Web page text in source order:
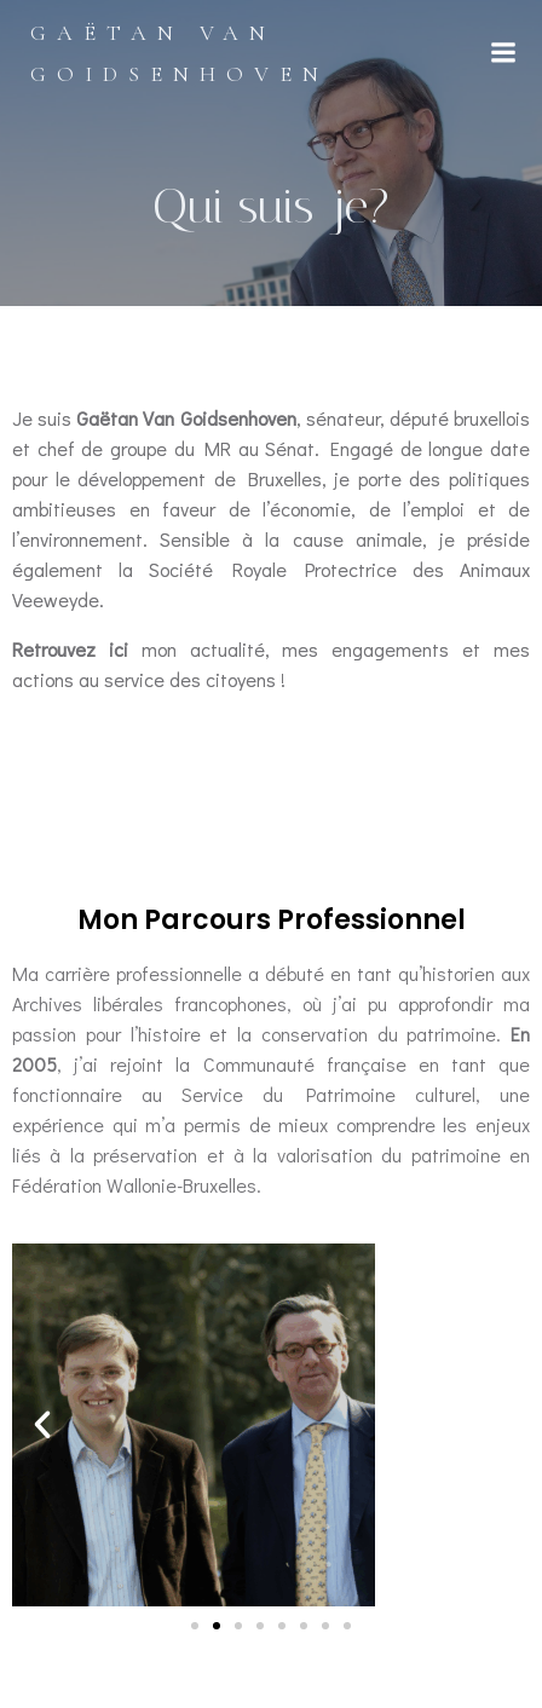
GAËTAN VAN
GOIDSENHOVEN
Qui suis-je?
Je suisGaëtan Van Goidsenhoven, sénateur, député bruxellois
et chef de groupe du MR au Sénat. Engagé de longue date
pour le développement de Bruxelles, je porte des politiques
ambitieuses en faveur de l’économie, de l’emploi et de
l’environnement. Sensible à la cause animale, je préside
également la Société Royale Protectrice des Animaux
Veeweyde.
Retrouvez icimon actualité, mes engagements et mes
actions au service des citoyens !
Mon Parcours Professionnel​
Ma carrière professionnelle a débuté en tant qu’historien aux
Archives libérales francophones, où j’ai pu approfondir ma
passion pour l’histoire et la conservation du patrimoine. En
2005, j’ai rejoint la Communauté française en tant que
fonctionnaire au Service du Patrimoine culturel, une
expérience qui m’a permis de mieux comprendre les enjeux
liés à la préservation et à la valorisation du patrimoine en
Fédération Wallonie-Bruxelles.